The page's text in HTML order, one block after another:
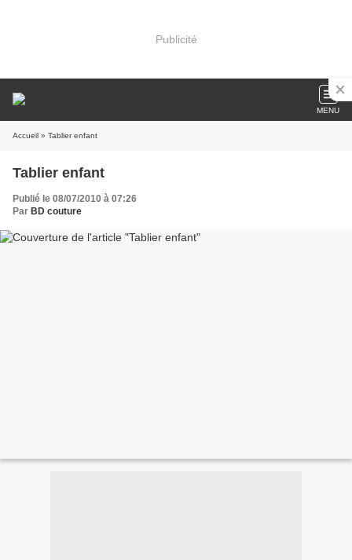
Publicité
MENU
Accueil » Tablier enfant
Tablier enfant
Publié le 08/07/2010 à 07:26
Par BD couture